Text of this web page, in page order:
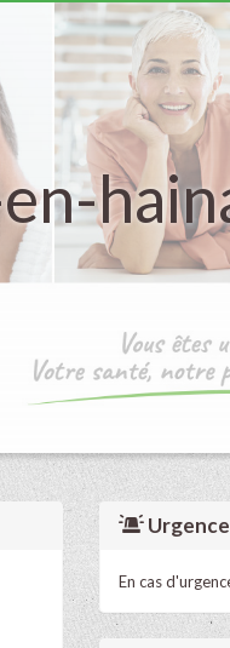
Urgence
En cas